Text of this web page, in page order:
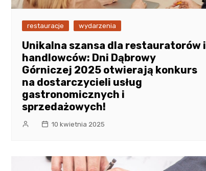
restauracje wydarzenia
Unikalna szansa dla restauratorów i
handlowców: Dni Dąbrowy
Górniczej 2025 otwierają konkurs
na dostarczycieli usług
gastronomicznych i
sprzedażowych!
10 kwietnia 2025